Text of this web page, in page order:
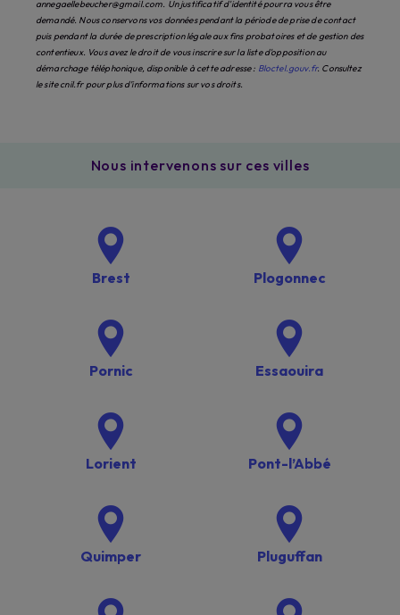
annegaellebeucher@gmail.com. Un justificatif d'identité pourra vous être
demandé. Nous conservons vos données pendant la période de prise de contact
puis pendant la durée de prescription légale aux fins probatoires et de gestion des
contentieux. Vous avez le droit de vous inscrire sur la liste d'opposition au
démarchage téléphonique, disponible à cette adresse : Bloctel.gouv.fr. Consultez
le site cnil.fr pour plus d’informations sur vos droits.
Nous intervenons sur ces villes
Brest Plogonnec
Pornic Essaouira
Lorient Pont-l’Abbé
Quimper Pluguffan